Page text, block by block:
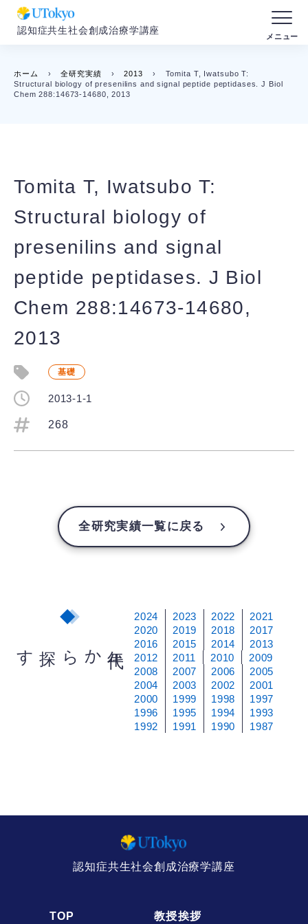
認知症共生社会創成治療学講座
ホーム › 全研究実績 › 2013 ›
Tomita T, Iwatsubo T:
Structural biology of presenilins and signal peptide peptidases. J Biol
Chem 288:14673-14680, 2013
Tomita T, Iwatsubo T:
Structural biology of
presenilins and signal
peptide peptidases. J Biol
Chem 288:14673-14680,
2013
基礎
2013-1-1
268
全研究実績一覧に戻る
から探す
2024 2023 2022
2021
2020
2019 2018
2017
2016
2015 2014
2013
2012
2011 2010
2009
2008
2007 2006
2005
2004
2003 2002
2001
2000
1999 1998
1997
1996
1995 1994
1993
1992
1991 1990 1987
認知症共生社会創成治療学講座
TOP 教授挨拶